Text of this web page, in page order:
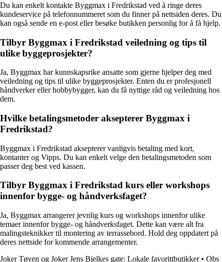
Du kan enkelt kontakte Byggmax i Fredrikstad ved å ringe deres
kundeservice på telefonnummeret som du finner på nettsiden deres. Du
kan også sende en e-post eller besøke butikken personlig for å få hjelp.
Tilbyr Byggmax i Fredrikstad veiledning og tips til
ulike byggeprosjekter?
Ja, Byggmax har kunnskapsrike ansatte som gjerne hjelper deg med
veiledning og tips til ulike byggeprosjekter. Enten du er profesjonell
håndverker eller hobbybygger, kan du få nyttige råd og veiledning hos
dem.
Hvilke betalingsmetoder aksepterer Byggmax i
Fredrikstad?
Byggmax i Fredrikstad aksepterer vanligvis betaling med kort,
kontanter og Vipps. Du kan enkelt velge den betalingsmetoden som
passer deg best ved kassen.
Tilbyr Byggmax i Fredrikstad kurs eller workshops
innenfor bygge- og håndverksfaget?
Ja, Byggmax arrangerer jevnlig kurs og workshops innenfor ulike
temaer innenfor bygge- og håndverksfaget. Dette kan være alt fra
malingsteknikker til montering av terrassebord. Hold deg oppdatert på
deres nettside for kommende arrangementer.
Joker Tøyen og Joker Jens Bjelkes gate: Lokale favorittbutikker• Obs